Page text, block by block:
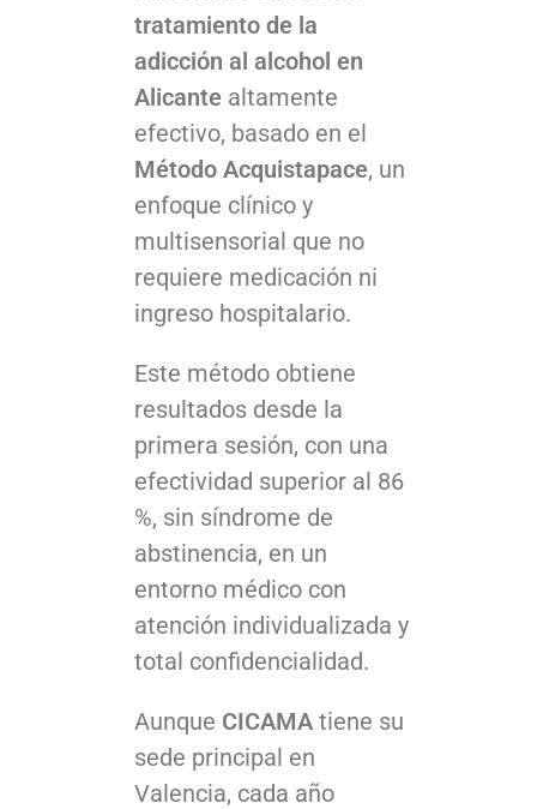
tratamiento de la
adicción al alcohol en
Alicantealtamente
efectivo, basado en el
Método Acquistapace, un
enfoque clínico y
multisensorial que no
requiere medicación ni
ingreso hospitalario.
Este método obtiene
resultados desde la
primera sesión, con una
efectividad superior al 86
%, sin síndrome de
abstinencia, en un
entorno médico con
atención individualizada y
total confidencialidad.
Aunque CICAMAtiene su
sede principal en
Valencia, cada año